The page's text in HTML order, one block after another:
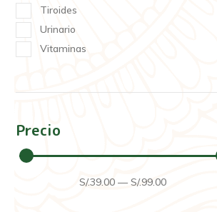
Tiroides
Urinario
Vitaminas
Precio
S/.39.00 —S/.99.00